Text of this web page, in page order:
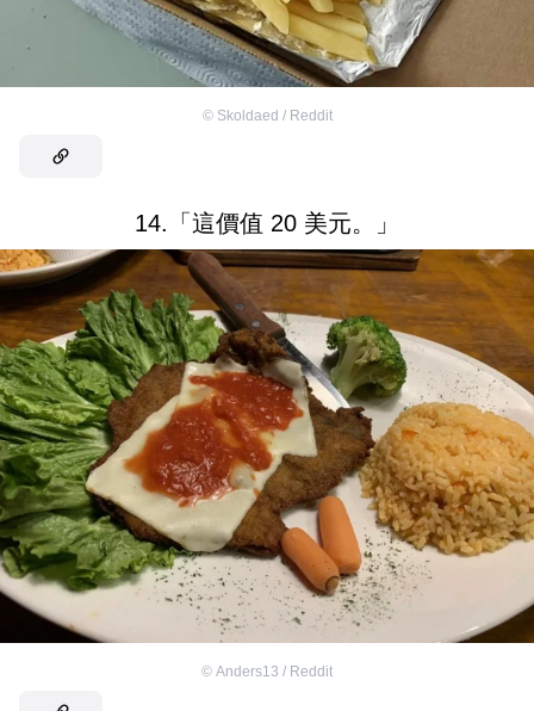
© Skoldaed / Reddit
14.「這價值 20 美元。」
© Anders13 / Reddit